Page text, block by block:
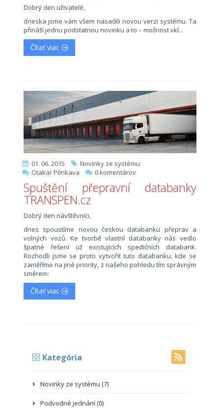
Dobrý den uživatelé,
dneska jsme vám všem nasadili novou verzi systému. Ta
přináší jednu podstatnou novinku a to – možnost vkl...
Čítať viac
01. 06. 2015
Novinky ze systému
Otakar Pěnkava
0 komentárov
Spuštění přepravní databanky
TRANSPEN.cz
Dobrý den návštěvníci,
dnes spoustíme novou českou databanku přeprav a
volných vozů. Ke tvorbě vlastní databanky nás vedlo
špatné řešení už existujících spedičních databank.
Rozhodli jsme se proto vytvořit tuto databanku, kde se
zaměříme na jiné priority, z našeho pohledu tím správným
směrem:
Čítať viac
Kategória
Novinky ze systému (7)
Podvodné jednání (0)